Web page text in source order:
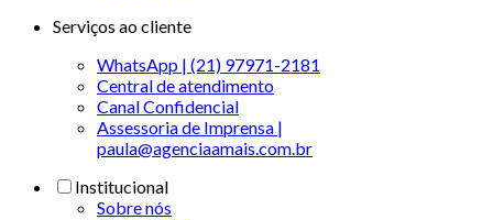
Serviços ao cliente
WhatsApp | (21) 97971-2181
Central de atendimento
Canal Confidencial
Assessoria de Imprensa |
paula@agenciaamais.com.br
Institucional
Sobre nós